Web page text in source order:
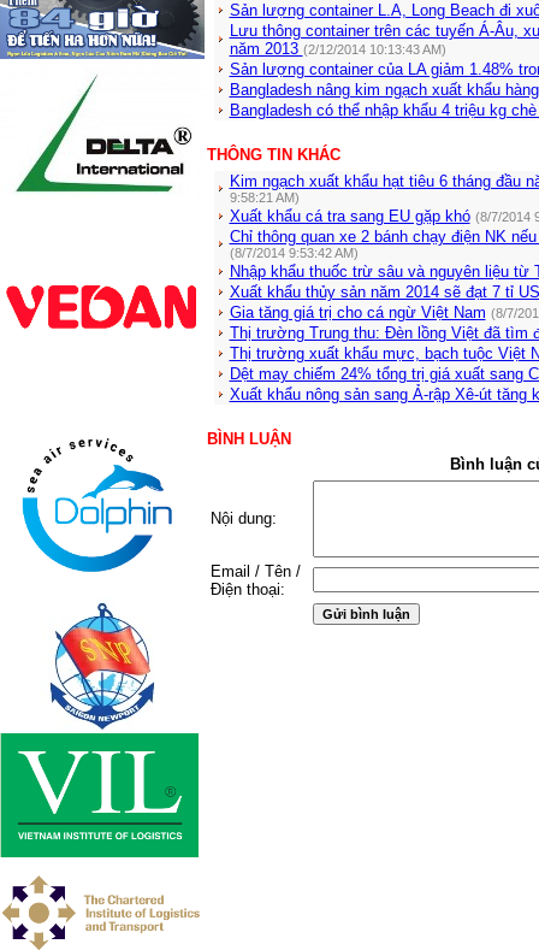
Sản lượng container L.A, Long Beach đi
Lưu thông container trên các tuyến Á-Âu,
năm 2013 (2/12/2014 10:13:43 AM)
Sản lượng container của LA giảm 1.48%
Bangladesh nâng kim ngạch xuất khẩu
Bangladesh có thể nhập khẩu 4 triệu kg
THÔNG TIN KHÁC
Kim ngạch xuất khẩu hạt tiêu 6 tháng đầu
9:58:21 AM)
Xuất khẩu cá tra sang EU gặp khó (8/7/2014
Chỉ thông quan xe 2 bánh chạy điện NK
(8/7/2014 9:53:42 AM)
Nhập khẩu thuốc trừ sâu và nguyên liệu từ
Xuất khẩu thủy sản năm 2014 sẽ đạt 7 tỉ
Gia tăng giá trị cho cá ngừ Việt Nam (8/7/
Thị trường Trung thu: Đèn lồng Việt đã tìm
Thị trường xuất khẩu mực, bạch tuộc Việt
Dệt may chiếm 24% tổng trị giá xuất sang
Xuất khẩu nông sản sang Ả-rập Xê-út tăng
BÌNH LUẬN
Bình luận
Nội dung:
Email / Tên /
Điện thoại: